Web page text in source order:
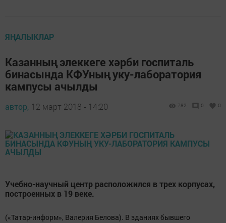
ЯҢАЛЫКЛАР
Казанның элеккеге хәрби госпиталь
бинасында КФУның уку-лаборатория
кампусы ачылды
автор, 12 март 2018 - 14:20 782 0 0
Учебно-научный центр расположился в трех корпусах,
построенных в 19 веке.
(«Татар-информ», Валерия Белова). В зданиях бывшего